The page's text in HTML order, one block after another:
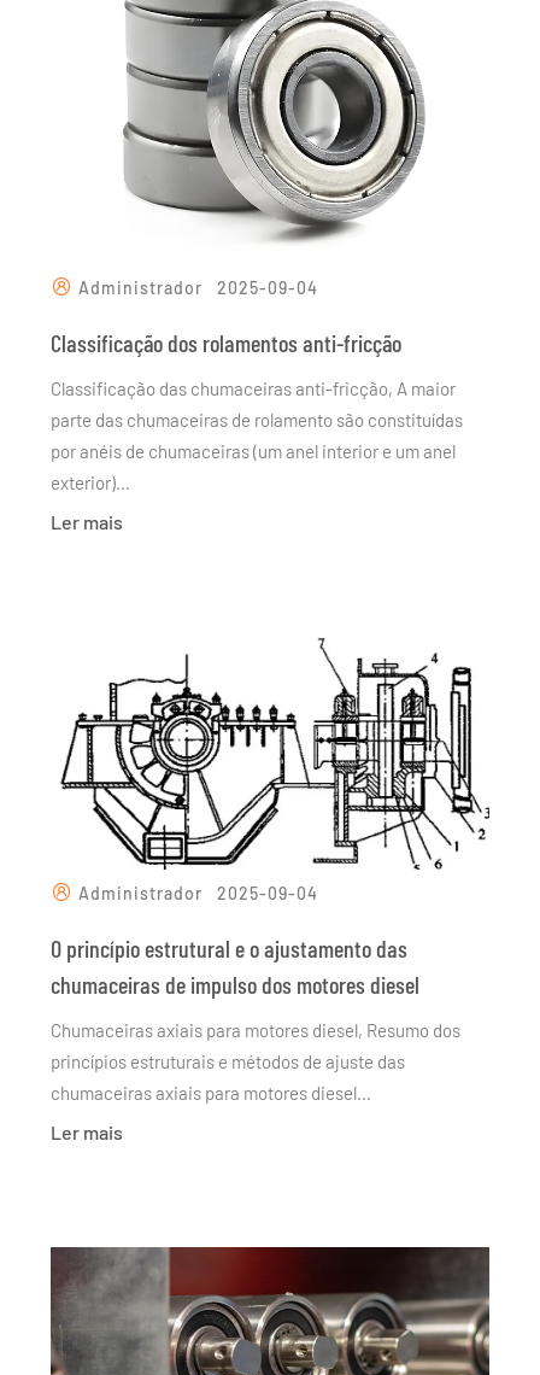
Administrador 2025-09-04
Classificação dos rolamentos anti-fricção
Classificação das chumaceiras anti-fricção, A maior
parte das chumaceiras de rolamento são constituídas
por anéis de chumaceiras (um anel interior e um anel
exterior)...
Ler mais
Administrador 2025-09-04
O princípio estrutural e o ajustamento das
chumaceiras de impulso dos motores diesel
Chumaceiras axiais para motores diesel, Resumo dos
princípios estruturais e métodos de ajuste das
chumaceiras axiais para motores diesel...
Ler mais